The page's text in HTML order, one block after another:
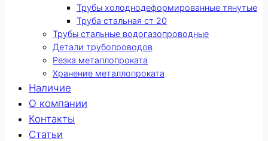
Трубы холоднодеформированные тянутые
Труба стальная ст 20
Трубы стальные водогазопроводные
Детали трубопроводов
Резка металлопроката
Хранение металлопроката
Наличие
О компании
Контакты
Статьи